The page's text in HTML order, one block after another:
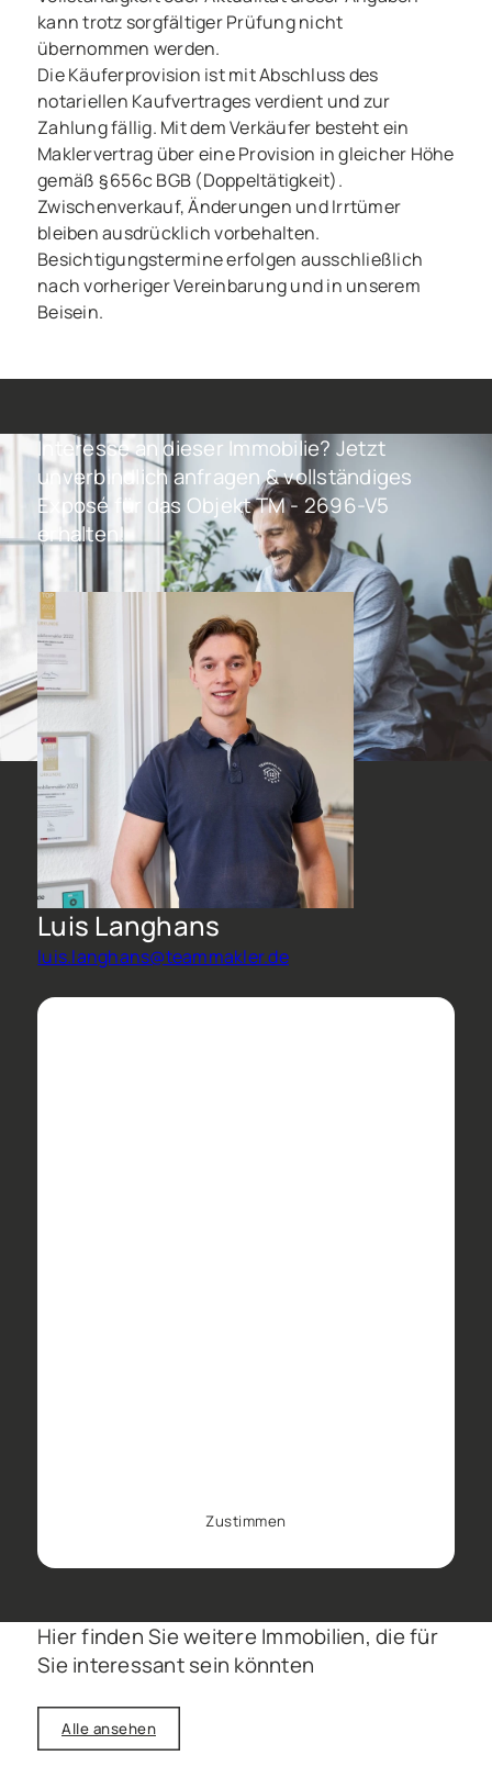
kann trotz sorgfältiger Prüfung nicht
übernommen werden.
Die Käuferprovision ist mit Abschluss des
notariellen Kaufvertrages verdient und zur
Zahlung fällig. Mit dem Verkäufer besteht ein
Maklervertrag über eine Provision in gleicher Höhe
gemäß § 656c BGB (Doppeltätigkeit).
Zwischenverkauf, Änderungen und Irrtümer
bleiben ausdrücklich vorbehalten.
Besichtigungstermine erfolgen ausschließlich
nach vorheriger Vereinbarung und in unserem
Beisein.
Interesse an dieser Immobilie? Jetzt
unverbindlich anfragen & vollständiges
Exposé für das Objekt TM - 2696-V5
erhalten!
Luis Langhans
luis.langhans@teammakler.de
Zustimmen
Hier finden Sie weitere Immobilien, die für
Sie interessant sein könnten
Alle ansehen